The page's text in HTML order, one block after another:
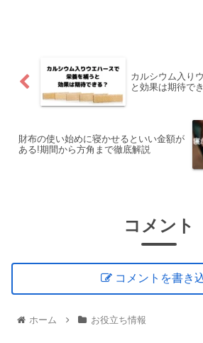
カルシウム入り
と効果は期待で
財布の使い始めに寝かせるといい金額が
ある!期間から方角まで徹底解説
コメント
コメントを書き
ホーム お役立ち情報